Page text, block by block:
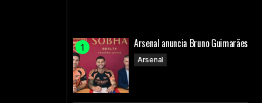
Arsenal anuncia Bruno Guimarães
Arsenal